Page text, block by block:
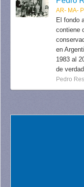
AR- MA-
El fondo
contiene
en
1983 al
de
Pedro